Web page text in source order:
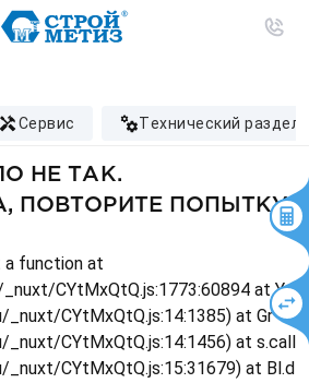
сервис технический раздел
НЕ ТАК.
ПОВТОРИТЕ ПОПЫТКУ
a function at
CYtMxQtQ.js:1773:60894 at Ys
CYtMxQtQ.js:14:1385) at Gr
CYtMxQtQ.js:14:1456) at s.call
CYtMxQtQ.js:15:31679) at Bl.d